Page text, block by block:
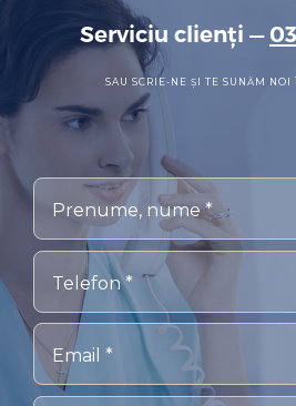
Serviciu clienți —
SAU SCRIE-NE ȘI TE SUNĂM
Prenume, nume *
Telefon *
Email *